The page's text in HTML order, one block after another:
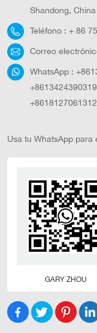
Shandong, China
Teléfono : + 86
Correo
WhatsApp :
+8613424390319
+8618127061312
Usa tu WhatsApp
GARY ZHOU